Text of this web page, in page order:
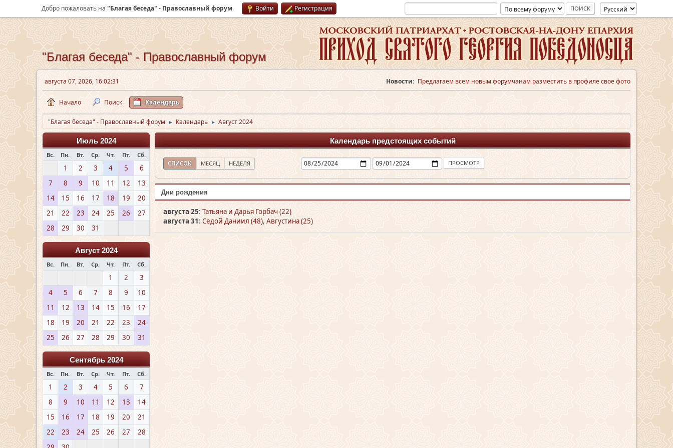
Добро пожаловать на "Благая беседа" - Православный форум. Войти Регистрация
"Благая беседа" - Православный форум
августа 07, 2026, 16:02:31 Новости: Предлагаем всем новым форумчанам разместить в профиле свое фото
Начало Поиск Календарь
"Благая беседа" - Православный форум ► Календарь ► Август 2024
Июль 2024
Вс. Пн. Вт. Ср. Чт. Пт. Сб.
1 2 3 4 5
6
7
8 9 10 11 12
13
14
15 16 17 18 19
20
21
22 23 24 25 26
27
28
29 30 31
Август 2024
Вс. Пн. Вт. Ср. Чт. Пт. Сб.
1 2
3
4
5 6 7 8 9
10
11
12 13 14 15 16
17
18
19 20 21 22 23
24
25
26 27 28 29 30 31
Сентябрь 2024
Вс. Пн. Вт. Ср. Чт. Пт. Сб.
1 2 3 4 5 6
7
8
9 10 11 12 13
14
15
16 17 18 19 20
21
22
23 24 25 26 27
28
Календарь предстоящих событий
СПИСОК МЕСЯЦ НЕДЕЛЯ
Дни рождения
августа 25: Татьяна и Дарья Горбач (22)
августа 31: Седой Даниил (48), Августина (25)